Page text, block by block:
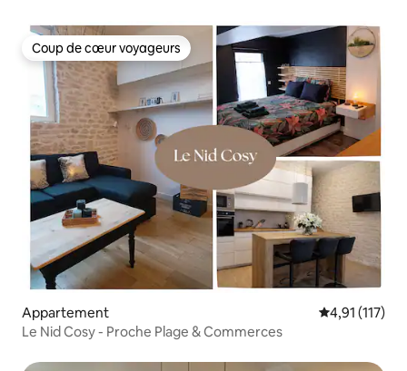
Coup de cœur voyageurs
Coup de cœur voyageurs
Appartement Évaluation
4,91 (117)
Le Nid Cosy - Proche Plage & Commerces